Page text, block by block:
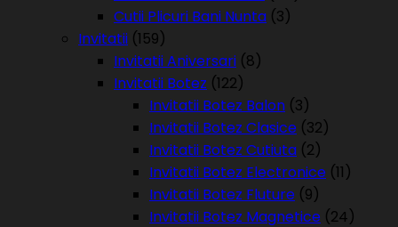
Cutii Plicuri Bani Nunta (3)
Invitatii (159)
Invitatii Aniversari (8)
Invitatii Botez (122)
Invitatii Botez Balon (3)
Invitatii Botez Clasice (32)
Invitatii Botez Cutiuta (2)
Invitatii Botez Electronice (11)
Invitatii Botez Fluture (9)
Invitatii Botez Magnetice (24)